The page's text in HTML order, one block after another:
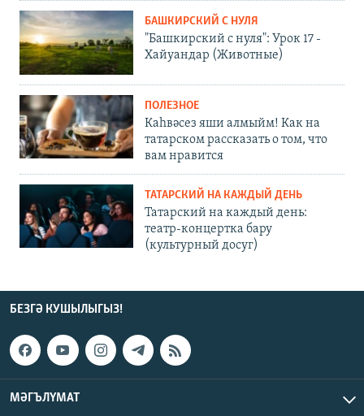
БАШКИРСКИЙ С НУЛЯ
"Башкирский с нуля": Урок 17 -
Хайуандар (Животные)
ПОЛЕЗНОЕ
Каһвәсез яши алмыйм! Как на
татарском рассказать о том, что
вам нравится
ТАТАРСКИЙ НА КАЖДЫЙ ДЕНЬ
Татарский на каждый день:
театр-концертка бару
(культурный досуг)
БЕЗГӘ КУШЫЛЫГЫЗ!
МӘГЪЛҮМАТ